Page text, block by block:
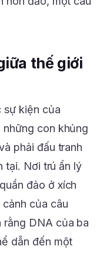
thế giới
sự kiện của
những con khủng
phải đấu tranh
tại. Nơi trú ẩn lý
đảo ở xích
của câu
rằng DNA của ba
dẫn đến một